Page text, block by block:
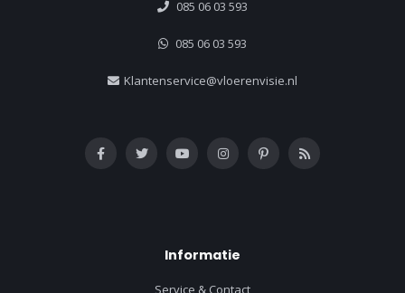
085 06 03 593
085 06 03 593
Klantenservice@vloerenvisie.nl
Informatie
Service & Contact